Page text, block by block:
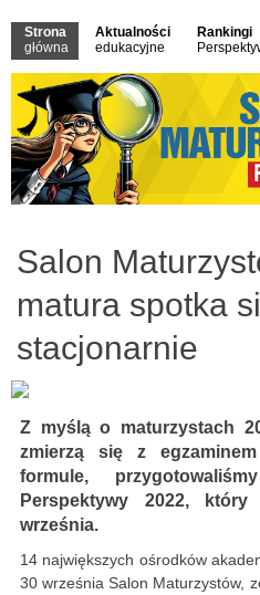
Strona
główna
Aktualności
edukacyjne
Rankingi
Salon
matura spotka
stacjonarnie
Z myślą o maturzystach
zmierzą się z
formule,
Perspektywy 2022,
września.
14 największych ośrodków
30 września Salon Maturzystów,